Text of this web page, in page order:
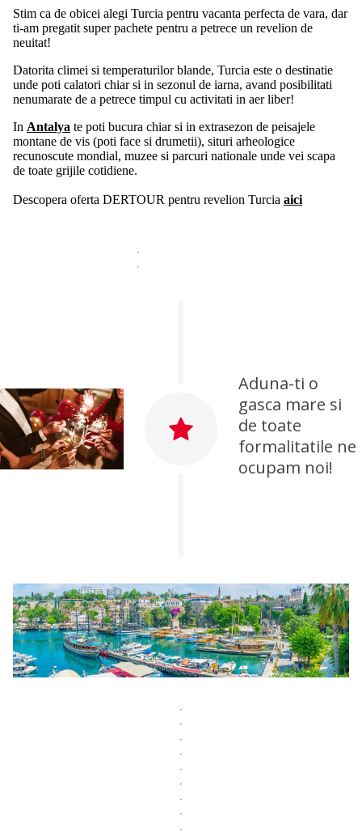
Stim ca de obicei alegi Turcia pentru vacanta perfecta de vara, dar
ti-am pregatit super pachete pentru a petrece un revelion de
neuitat!
Datorita climei si temperaturilor blande, Turcia este o destinatie
unde poti calatori chiar si in sezonul de iarna, avand posibilitati
nenumarate de a petrece timpul cu activitati in aer liber!
In Antalya te poti bucura chiar si in extrasezon de peisajele
montane de vis (poti face si drumetii), situri arheologice
recunoscute mondial, muzee si parcuri nationale unde vei scapa
de toate grijile cotidiene.
Descopera oferta DERTOUR pentru revelion Turcia aici
Aduna-ti o
gasca mare si
de toate
formalitatile ne
ocupam noi!